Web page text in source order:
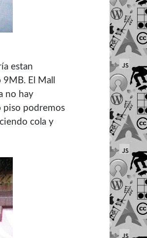
estan
El Mall
no hay
piso podremos
cola y